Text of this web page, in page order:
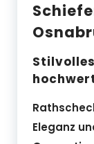
Eleganz